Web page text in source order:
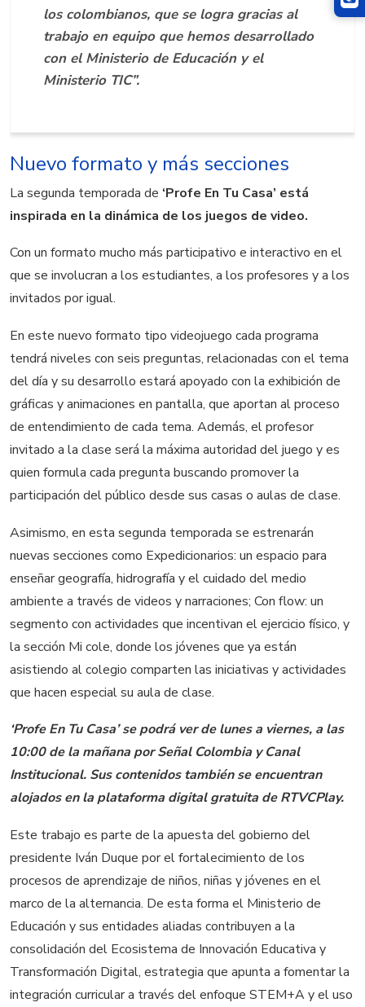
los colombianos, que se logra gracias al
trabajo en equipo que hemos desarrollado
con el Ministerio de Educación y el
Ministerio TIC”.
Nuevo formato y más secciones
La segunda temporada de ‘Profe En Tu Casa’ está
inspirada en la dinámica de los juegos de video.
Con un formato mucho más participativo e interactivo en el
que se involucran a los estudiantes, a los profesores y a los
invitados por igual.
En este nuevo formato tipo videojuego cada programa
tendrá niveles con seis preguntas, relacionadas con el tema
del día y su desarrollo estará apoyado con la exhibición de
gráficas y animaciones en pantalla, que aportan al proceso
de entendimiento de cada tema. Además, el profesor
invitado a la clase será la máxima autoridad del juego y es
quien formula cada pregunta buscando promover la
participación del público desde sus casas o aulas de clase.
Asimismo, en esta segunda temporada se estrenarán
nuevas secciones como Expedicionarios: un espacio para
enseñar geografía, hidrografía y el cuidado del medio
ambiente a través de videos y narraciones; Con flow: un
segmento con actividades que incentivan el ejercicio físico, y
la sección Mi cole, donde los jóvenes que ya están
asistiendo al colegio comparten las iniciativas y actividades
que hacen especial su aula de clase.
‘Profe En Tu Casa’ se podrá ver de lunes a viernes, a las
10:00 de la mañana por Señal Colombia y Canal
Institucional. Sus contenidos también se encuentran
alojados en la plataforma digital gratuita de RTVCPlay.
Este trabajo es parte de la apuesta del gobierno del
presidente Iván Duque por el fortalecimiento de los
procesos de aprendizaje de niños, niñas y jóvenes en el
marco de la alternancia. De esta forma el Ministerio de
Educación y sus entidades aliadas contribuyen a la
consolidación del Ecosistema de Innovación Educativa y
Transformación Digital, estrategia que apunta a fomentar la
integración curricular a través del enfoque STEM+A y el uso